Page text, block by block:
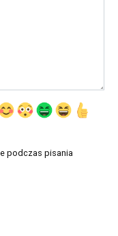
podczas pisania